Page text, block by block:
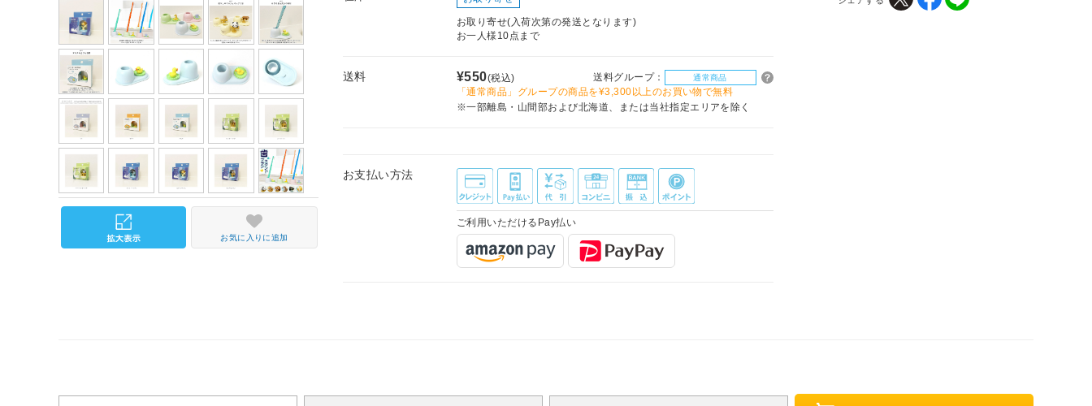
お取り寄せ(入荷次第の発送となります)
お一人様10点まで
送料 ¥550(税込) 送料グループ： 通常商品
「通常商品」グループの商品を¥3,300以上のお買い物で無料
※一部離島・山間部および北海道、または当社指定エリアを除く
お支払い方法
ご利用いただけるPay払い
お気に入りに追加